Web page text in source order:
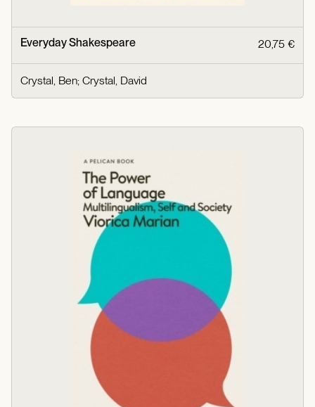
Everyday Shakespeare 20,75 €
Crystal, Ben; Crystal, David